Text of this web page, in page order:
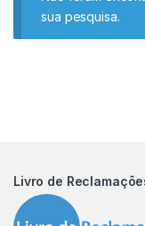
sua pesquisa.
Livro de